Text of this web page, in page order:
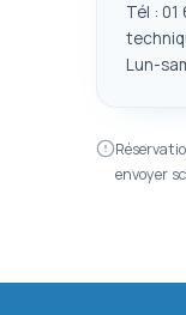
Tél :
Lun-
envoyer